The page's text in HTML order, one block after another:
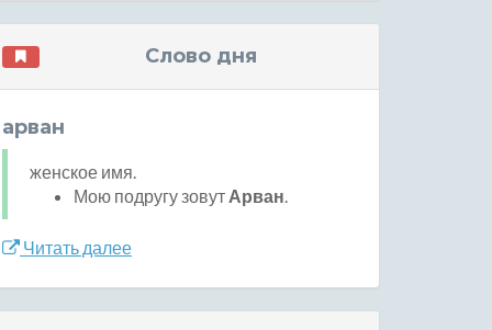
Слово дня
арван
женское имя.
Мою подругу зовут Арван.
Читать далее